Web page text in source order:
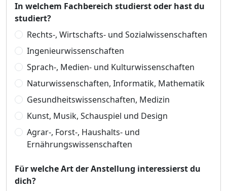
In welchem Fachbereich studierst oder hast du
studiert?
Rechts-, Wirtschafts- und Sozialwissenschaften
Ingenieurwissenschaften
Sprach-, Medien- und Kulturwissenschaften
Naturwissenschaften, Informatik, Mathematik
Gesundheitswissenschaften, Medizin
Kunst, Musik, Schauspiel und Design
Agrar-, Forst-, Haushalts- und
Ernährungswissenschaften
Für welche Art der Anstellung interessierst du
dich?